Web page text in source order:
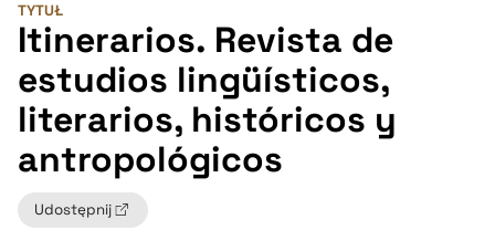
TYTUŁ
Itinerarios. Revista de
estudios lingüísticos,
literarios, históricos y
antropológicos
Udostępnij